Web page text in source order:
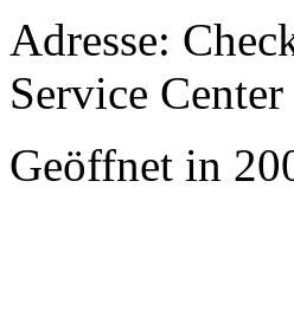
Adresse:
Service Center
Geöffnet in